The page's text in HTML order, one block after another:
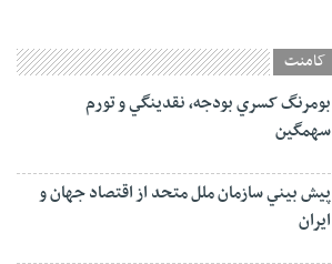
کامنت
بومرنگ کسري بودجه، نقدينگي و تورم
سهمگين
پيش‏ بيني سازمان ملل متحد از اقتصاد جهان و
ايران